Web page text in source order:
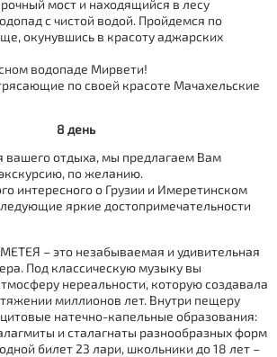
мост и находящийся в лесу
с чистой водой. Пройдемся по
окунувшись в красоту аджарских
водопаде Мирвети!
по своей красоте Мачахельские
8 день
вашего отдыха, мы предлагаем Вам
по желанию.
интересного о Грузии и Имеретинском
яркие достопримечательности
– это незабываемая и удивительная
Под классическую музыку вы
нереальности, которую создавала
миллионов лет. Внутри пещеру
натечно-капельные образования:
и сталагнаты разнообразных форм
билет 23 лари, школьники до 18 лет –